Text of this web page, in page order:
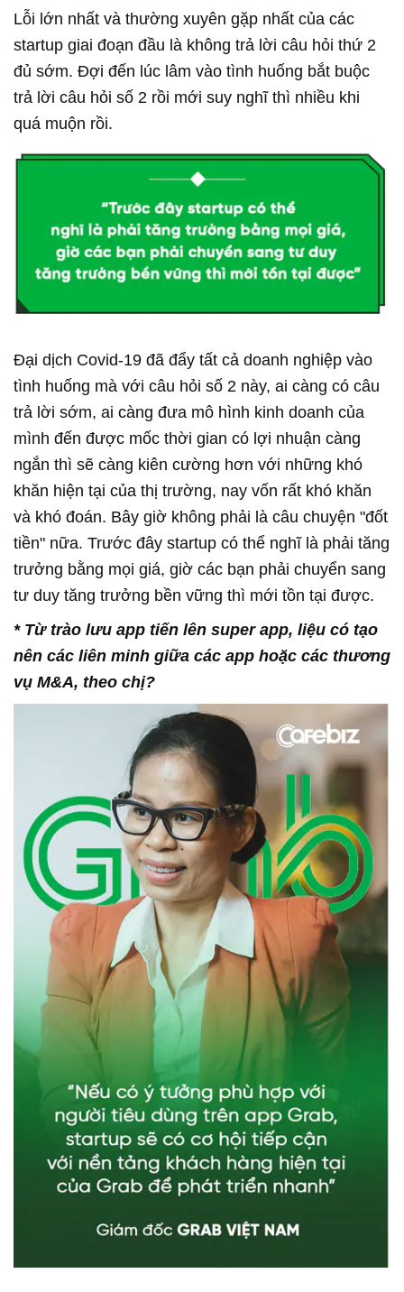
Lỗi lớn nhất và thường xuyên gặp nhất của các
startup giai đoạn đầu là không trả lời câu hỏi thứ 2
đủ sớm. Đợi đến lúc lâm vào tình huống bắt buộc
trả lời câu hỏi số 2 rồi mới suy nghĩ thì nhiều khi
quá muộn rồi.
Đại dịch Covid-19 đã đẩy tất cả doanh nghiệp vào
tình huống mà với câu hỏi số 2 này, ai càng có câu
trả lời sớm, ai càng đưa mô hình kinh doanh của
mình đến được mốc thời gian có lợi nhuận càng
ngắn thì sẽ càng kiên cường hơn với những khó
khăn hiện tại của thị trường, nay vốn rất khó khăn
và khó đoán. Bây giờ không phải là câu chuyện "đốt
tiền" nữa. Trước đây startup có thể nghĩ là phải tăng
trưởng bằng mọi giá, giờ các bạn phải chuyển sang
tư duy tăng trưởng bền vững thì mới tồn tại được.
* Từ trào lưu app tiến lên super app, liệu có tạo
nên các liên minh giữa các app hoặc các thương
vụ M&A, theo chị?